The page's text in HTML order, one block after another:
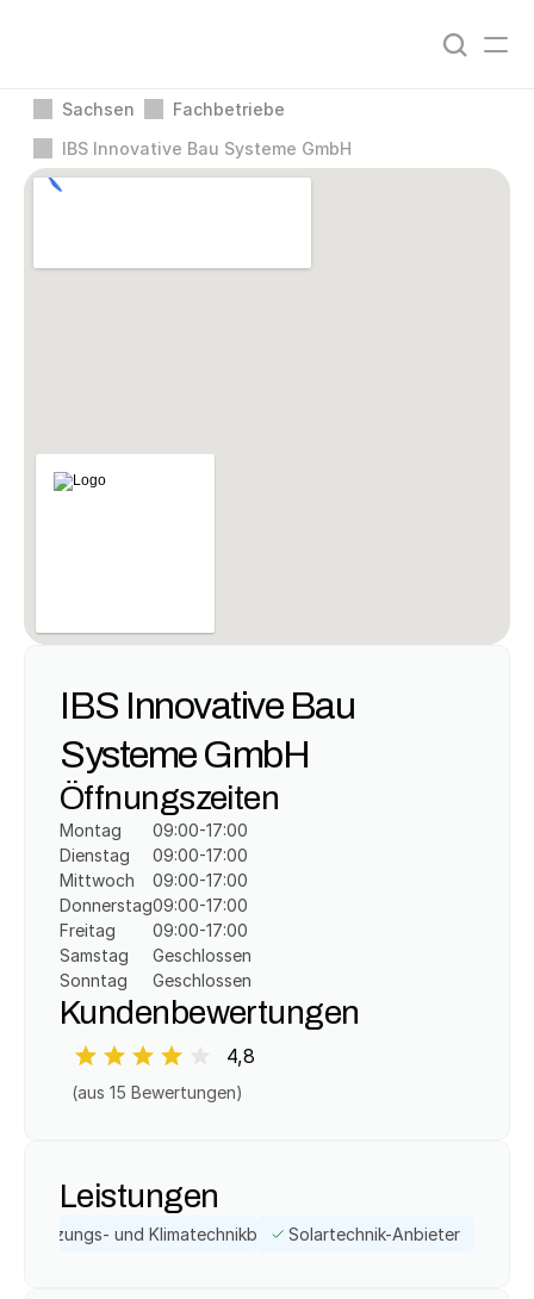
Sachsen
Fachbetriebe
IBS Innovative Bau Systeme GmbH
IBS Innovative Bau
Systeme GmbH
Öffnungszeiten
Montag
Dienstag
Mittwoch
Donnerstag
Freitag
Samstag
Sonntag
09:00-17:00
09:00-17:00
09:00-17:00
09:00-17:00
09:00-17:00
Geschlossen
Geschlossen
Kundenbewertungen
4,8
(aus 15 Bewertungen)
Leistungen
Heizungs- und KlimatechnikbetriebSolartechnik-Anbieter